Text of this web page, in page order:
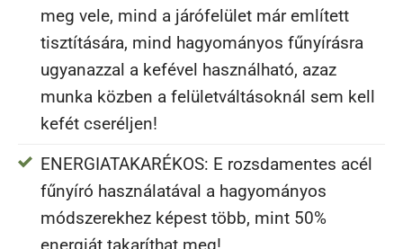
meg vele, mind a járófelület már említett
tisztítására, mind hagyományos fűnyírásra
ugyanazzal a kefével használható, azaz
munka közben a felületváltásoknál sem kell
kefét cseréljen!
ENERGIATAKARÉKOS: E rozsdamentes acél
fűnyíró használatával a hagyományos
módszerekhez képest több, mint 50%
energiát takaríthat meg!